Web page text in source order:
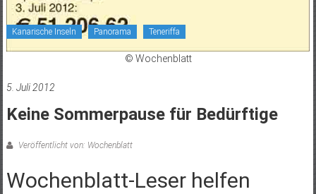
Kanarische Inseln Panorama Teneriffa
© Wochenblatt
5. Juli 2012
Keine Sommerpause für Bedürftige
Veröffentlicht von: Wochenblatt
Wochenblatt-Leser helfen